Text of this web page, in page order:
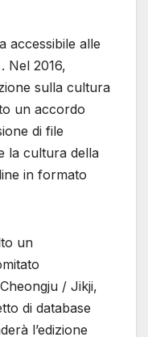
accessibile alle
Nel 2016,
sulla cultura
un accordo
di file
la cultura della
in formato
un
/ Jikji,
di database
l’edizione